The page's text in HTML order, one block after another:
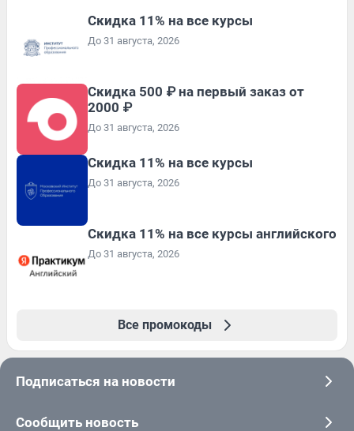
Скидка 11% на все курсы
До 31 августа, 2026
Скидка 500 ₽ на первый заказ от
2000 ₽
До 31 августа, 2026
Скидка 11% на все курсы
До 31 августа, 2026
Скидка 11% на все курсы английского
До 31 августа, 2026
Все промокоды
Подписаться на новости
Сообщить новость